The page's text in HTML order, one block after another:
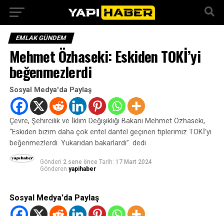
EMLAK GÜNDEM
Mehmet Özhaseki: Eskiden TOKİ’yi
beğenmezlerdi
Sosyal Medya'da Paylaş
Çevre, Şehircilik ve İklim Değişikliği Bakanı Mehmet Özhaseki,
“Eskiden bizim daha çok entel dantel geçinen tiplerimiz TOKİ’yi
beğenmezlerdi. Yukarıdan bakarlardı”. dedi.
Gönderi 2 sene önce Tarih: 17 Mart 2024
Gönderen yapihaber
Sosyal Medya'da Paylaş